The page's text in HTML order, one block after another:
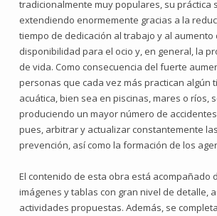
tradicionalmente muy populares, su práctica
extendiendo enormemente gracias a la
tiempo de dedicación al trabajo y al aumento
disponibilidad para el ocio y, en general, la
de vida. Como consecuencia del fuerte
personas que cada vez más practican algún
acuática, bien sea en piscinas, mares o ríos,
produciendo un mayor número de
pues, arbitrar y actualizar constantemente
prevención, así como la formación de los
El contenido de esta obra está acompañado
imágenes y tablas con gran nivel de detalle,
actividades propuestas. Además, se